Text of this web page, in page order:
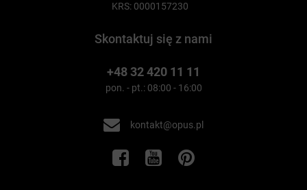
KRS: 0000157230
Skontaktuj się z nami
+48 32 420 11 11
pon. - pt.: 08:00 - 16:00
kontakt@opus.pl